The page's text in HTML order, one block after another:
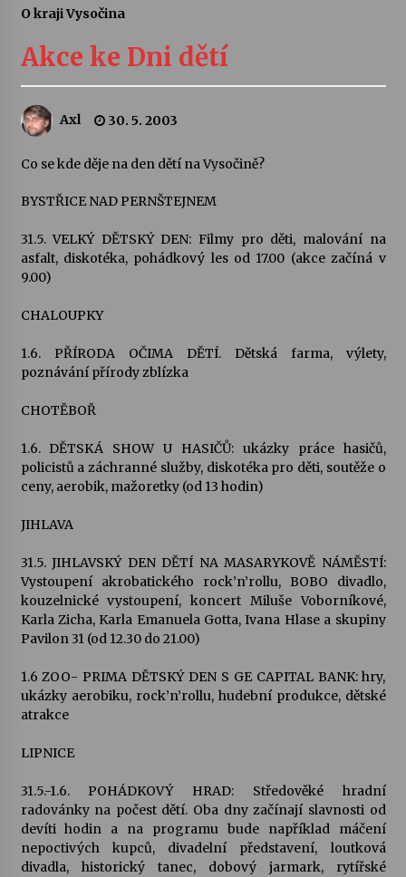
Sukuba Ensemble
4. 8. 2026
Vernisáž výstavy Josefíny Duškové: Stávám se
kapkou
Veselí muzikanti
Letní koncerty ve Stromovce: Kolchoz a
Jenakaši
Votavžatský ploty
23. 7. 2026
Vysočinka
17. 7. 2026
Ozvěny prázdnin
odkaz Josefa Čapka
13. 7. 2026
Varhanní recitál Michala Novenka v Klášteře
Želiv
O kraji Vysočina
Akce ke Dni dětí
Axl 30. 5. 2003
Co se kde děje na den dětí na Vysočině?
BYSTŘICE NAD PERNŠTEJNEM
31.5. VELKÝ DĚTSKÝ DEN: Filmy pro děti, malování na
asfalt, diskotéka, pohádkový les od 17.00 (akce začíná v
9.00)
CHALOUPKY
1.6. PŘÍRODA OČIMA DĚTÍ. Dětská farma, výlety,
poznávání přírody zblízka
CHOTĚBOŘ
1.6. DĚTSKÁ SHOW U HASIČŮ: ukázky práce hasičů,
policistů a záchranné služby, diskotéka pro děti, soutěže o
ceny, aerobik, mažoretky (od 13 hodin)
JIHLAVA
31.5. JIHLAVSKÝ DEN DĚTÍ NA MASARYKOVĚ NÁMĚSTÍ:
Vystoupení akrobatického rock’n’rollu, BOBO divadlo,
kouzelnické vystoupení, koncert Miluše Voborníkové,
Karla Zicha, Karla Emanuela Gotta, Ivana Hlase a skupiny
Pavilon 31 (od 12.30 do 21.00)
1.6 ZOO- PRIMA DĚTSKÝ DEN S GE CAPITAL BANK: hry,
ukázky aerobiku, rock’n’rollu, hudební produkce, dětské
atrakce
LIPNICE
31.5.-1.6. POHÁDKOVÝ HRAD: Středověké hradní
radovánky na počest dětí. Oba dny začínají slavnosti od
devíti hodin a na programu bude například máčení
nepoctivých kupců, divadelní představení, loutková
divadla, historický tanec, dobový jarmark, rytířské